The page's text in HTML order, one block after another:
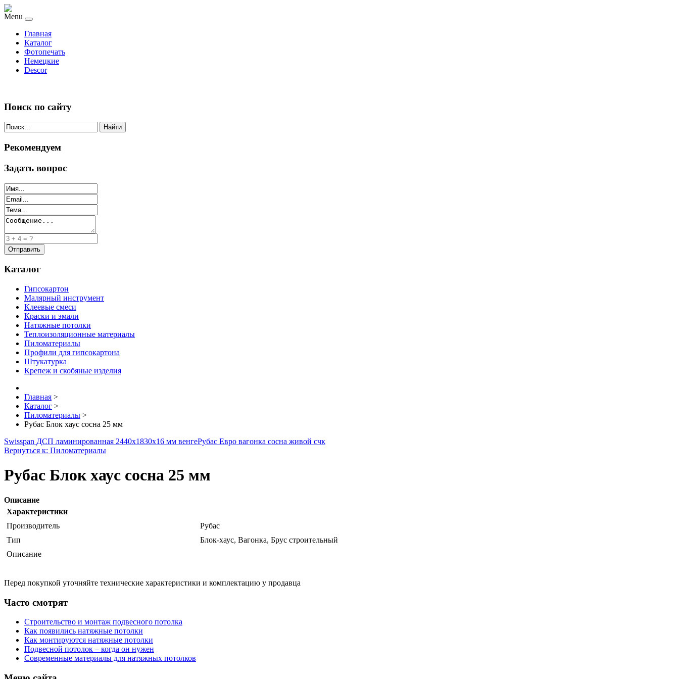
Menu
Главная
Каталог
Фотопечать
Немецкие
Descor
Поиск по сайту
Найти
Рекомендуем
Задать вопрос
Каталог
Гипсокартон
Малярный инструмент
Клеевые смеси
Краски и эмали
Натяжные потолки
Теплоизоляционные материалы
Пиломатериалы
Профили для гипсокартона
Штукатурка
Крепеж и скобяные изделия
Главная >
Каталог >
Пиломатериалы >
Рубас Блок хауc сосна 25 мм
Swisspan ДСП ламинированная 2440х1830х16 мм венгеРубас Евро вагонка сосна живой счк
Вернуться к: Пиломатериалы
Рубас Блок хауc сосна 25 мм
Описание
Характеристики
Производитель
Рубас
Тип
Блок-хаус, Вагонка, Брус строительный
Описание
Перед покупкой уточняйте технические характеристики и комплектацию у продавца
Часто смотрят
Строительство и монтаж подвесного потолка
Как появились натяжные потолки
Как монтируются натяжные потолки
Подвесной потолок – когда он нужен
Современные материалы для натяжных потолков